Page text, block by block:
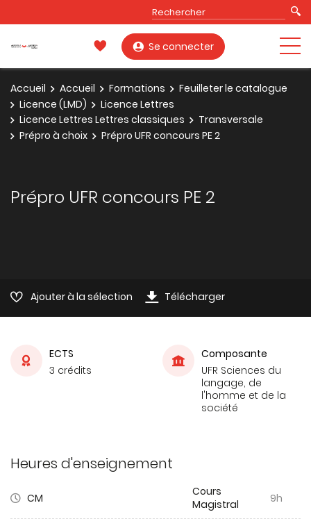
Se connecter
Accueil Accueil Formations
Feuilleter le catalogue
Licence (LMD)
Licence Lettres
Licence Lettres Lettres classiques
Transversale
Prépro à choix
Prépro UFR concours PE 2
Prépro UFR concours PE 2
Ajouter à la sélection Télécharger
ECTS
3 crédits
Composante
UFR Sciences du
langage, de
l'homme et de la
société
Heures d'enseignement
CM
Cours
Magistral
9h